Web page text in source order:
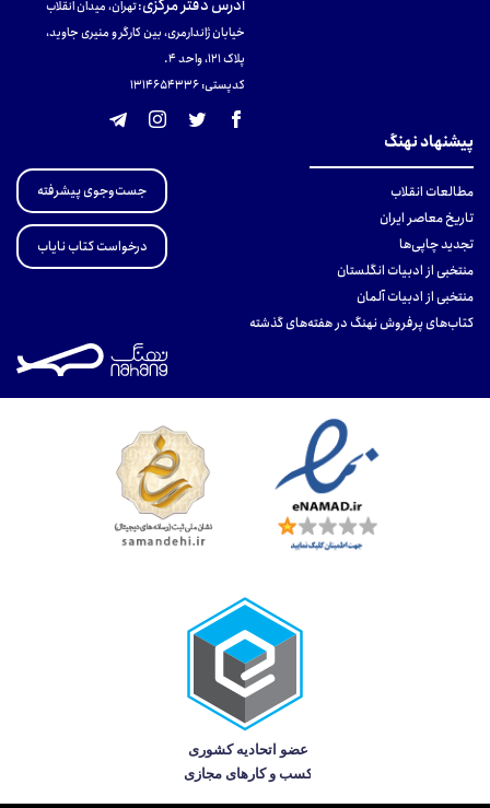
آدرس دفتر مرکزی:تهران، میدان انقلاب
خیابان ژاندارمری، بین کارگر و منیری جاوید،
پلاک 121، واحد ۴.
کدپستی: 131465433۶
پیشنهاد نهنگ
مطالعات انقلاب
تاریخ معاصر ایران
تجدید چاپی‌ها
منتخبی از ادبیات انگلستان
منتخبی از ادبیات آلمان
کتاب‌های پرفروش نهنگ در هفته‌های گذشته
جست‌وجوی پیشرفته
درخواست کتاب نایاب